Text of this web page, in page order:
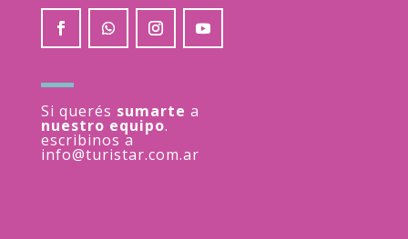
Si querés sumarte a
nuestro equipo.
escribinos a
info@turistar.com.ar